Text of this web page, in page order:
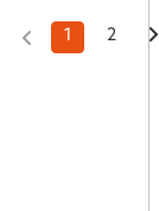
1 2